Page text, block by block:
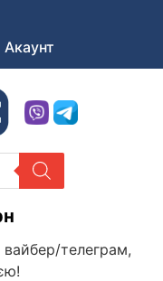
Акаунт
в Україні
телеграм,